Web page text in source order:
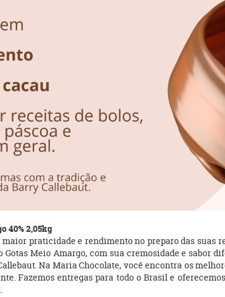
40% 2,05kg
praticidade e rendimento no preparo das suas
Gotas Meio Amargo, com sua cremosidade e sabor
Na Maria Chocolate, você encontra os
Fazemos entregas para todo o Brasil e